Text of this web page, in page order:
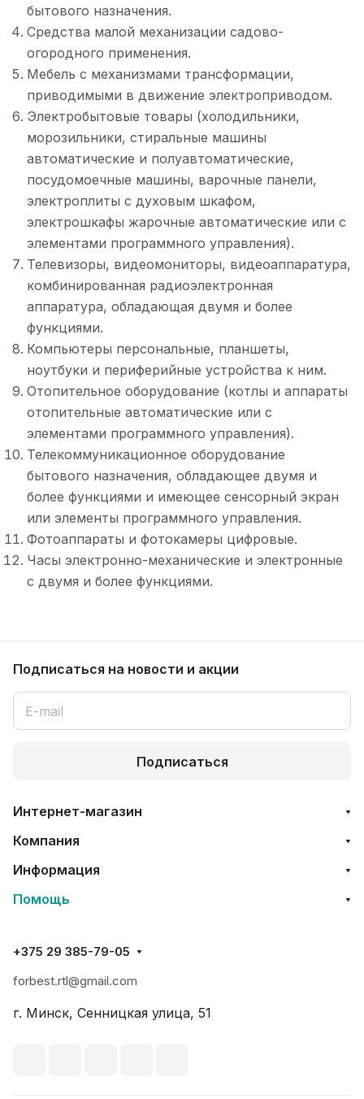
бытового назначения.
Средства малой механизации садово-
огородного применения.
Мебель с механизмами трансформации,
приводимыми в движение электроприводом.
Электробытовые товары (холодильники,
морозильники, стиральные машины
автоматические и полуавтоматические,
посудомоечные машины, варочные панели,
электроплиты с духовым шкафом,
электрошкафы жарочные автоматические или с
элементами программного управления).
Телевизоры, видеомониторы, видеоаппаратура,
комбинированная радиоэлектронная
аппаратура, обладающая двумя и более
функциями.
Компьютеры персональные, планшеты,
ноутбуки и периферийные устройства к ним.
Отопительное оборудование (котлы и аппараты
отопительные автоматические или с
элементами программного управления).
Телекоммуникационное оборудование
бытового назначения, обладающее двумя и
более функциями и имеющее сенсорный экран
или элементы программного управления.
Фотоаппараты и фотокамеры цифровые.
Часы электронно-механические и электронные
с двумя и более функциями.
Подписаться на новости и акции
Подписаться
Интернет-магазин
Компания
Информация
Помощь
+375 29 385-79-05
forbest.rtl@gmail.com
г. Минск, Сенницкая улица, 51